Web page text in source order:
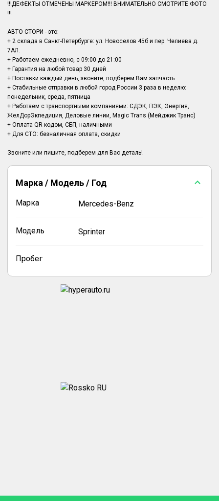
!!!ДЕФЕКТЫ ОТМЕЧЕНЫ МАРКЕРОМ!!! ВНИМАТЕЛЬНО СМОТРИТЕ ФОТО
!!!
АВТО СТОРИ - это:
+ 2 склада в Санкт-Петербурге: ул. Новоселов 45б и пер. Челиева д.
7АЛ.
+ Работаем ежедневно, с 09:00 до 21:00
+ Гарантия на любой товар 30 дней
+ Поставки каждый день, звоните, подберем Вам запчасть
+ Стабильные отправки в любой город России 3 раза в неделю:
понедельник, среда, пятница
+ Работаем с транспортными компаниями: СДЭК, ПЭК, Энергия,
ЖелДорЭкпедиция, Деловые линии, Magic Trans (Мейджик Транс)
+ Оплата QR-кодом, СБП, наличными
+ Для СТО: безналичная оплата, скидки
Марка / Модель / Год
Марка Mercedes-Benz
Модель Sprinter
Пробег